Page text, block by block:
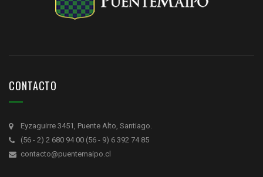
CONTACTO
Eyzaguirre 3451, Puente Alto, Santiago.
(56 - 2) 2 680 94 00 (56 - 9) 6 392 74 85
contacto@puentemaipo.cl